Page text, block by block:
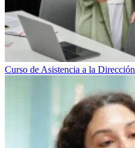
Curso de Asistencia a la Dirección